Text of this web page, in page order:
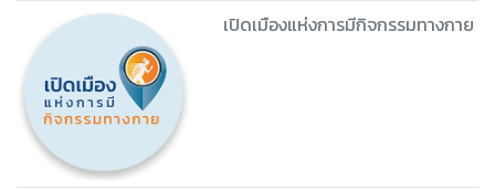
เปิดเมืองแห่งการมีกิจกรรมทางกาย